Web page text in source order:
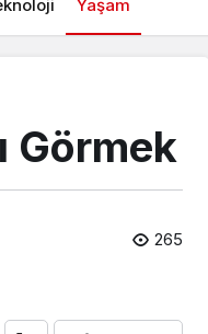
Yaşam
Görmek​
265